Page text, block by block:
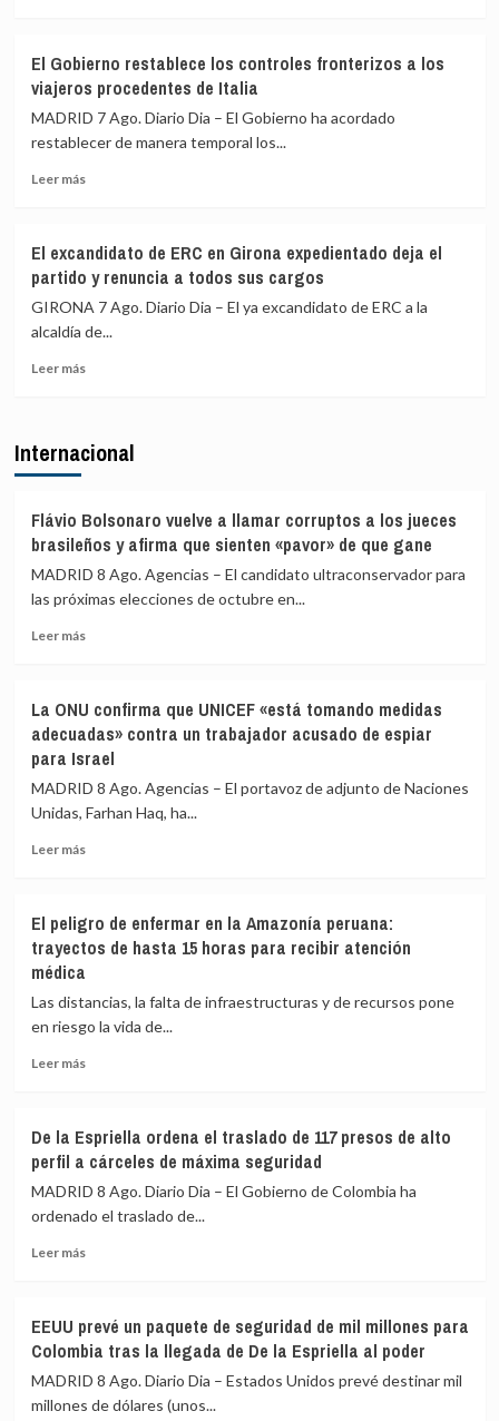
«fraternidad»
de
España
Gobierno
de
España
restablece
controles
viajeros
procedentes
de
Italia
El Gobierno restablece los controles fronterizos a los
viajeros procedentes de Italia
MADRID 7 Ago. Diario Dia – El Gobierno ha acordado
restablecer de manera temporal los...
Leer másLeer
Gobierno
restablece
los
controles
a
de
El excandidato de ERC en Girona expedientado deja el
partido y renuncia a todos sus cargos
GIRONA 7 Ago. Diario Dia – El ya excandidato de ERC a la
alcaldía de...
Leer másLeer
excandidato
en
Girona
expedientado
deja
el
y
todos
sus
cargos
Internacional
Flávio Bolsonaro vuelve a llamar corruptos a los jueces
brasileños y afirma que sienten «pavor» de que gane
MADRID 8 Ago. Agencias – El candidato ultraconservador para
las próximas elecciones de octubre en...
Leer másLeer
Bolsonaro
vuelve
a
llamar
corruptos
a
los
afirma
que
de
que
La ONU confirma que UNICEF «está tomando medidas
adecuadas» contra un trabajador acusado de espiar
para Israel
MADRID 8 Ago. Agencias – El portavoz de adjunto de Naciones
Unidas, Farhan Haq, ha...
Leer másLeer
ONU
confirma
que
UNICEF
tomando
medidas
trabajador
acusado
de
para
Israel
El peligro de enfermar en la Amazonía peruana:
trayectos de hasta 15 horas para recibir atención
médica
Las distancias, la falta de infraestructuras y de recursos pone
en riesgo la vida de...
Leer másLeer
peligro
de
enfermar
en
Amazonía
hasta
15
horas
para
De la Espriella ordena el traslado de 117 presos de alto
perfil a cárceles de máxima seguridad
MADRID 8 Ago. Diario Dia – El Gobierno de Colombia ha
ordenado el traslado de...
Leer másLeer
la
Espriella
ordena
EEUU prevé un paquete de seguridad de mil millones para
Colombia tras la llegada de De la Espriella al poder
MADRID 8 Ago. Diario Dia – Estados Unidos prevé destinar mil
millones de dólares (unos...